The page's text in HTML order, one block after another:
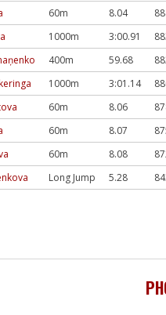
60m 8.04
1000m 3:00.91
400m 59.68
1000m 3:01.14
60m 8.06
60m 8.07
60m 8.08
Long Jump 5.28